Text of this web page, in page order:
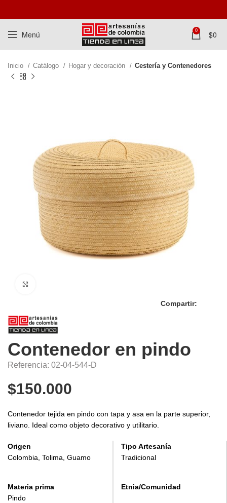
Menú 0 $0
Inicio Catálogo Hogar y decoración Cestería y Contenedores
Contenedor en pindo
Referencia: 02-04-544-D
$150.000
Contenedor tejida en pindo con tapa y asa en la parte superior,
liviano. Ideal como objeto decorativo y utilitario.
Origen
Colombia, Tolima, Guamo
Materia prima
Pindo
Tipo Artesanía
Tradicional
Etnia/Comunidad
Compartir: